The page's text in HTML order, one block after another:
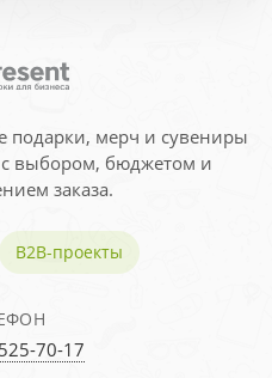
подарки, мерч и сувениры
выбором, бюджетом и
заказа.
B2B-проекты
70-17